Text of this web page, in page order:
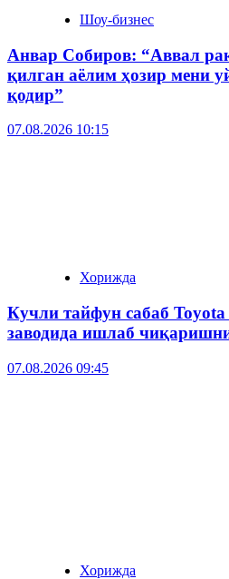
Шоу-бизнес
Анвар Собиров: “Аввал
қилган аёлим ҳозир мени
қодир”
07.08.2026 10:15
Хорижда
Кучли тайфун сабаб
заводида ишлаб
07.08.2026 09:45
Хорижда